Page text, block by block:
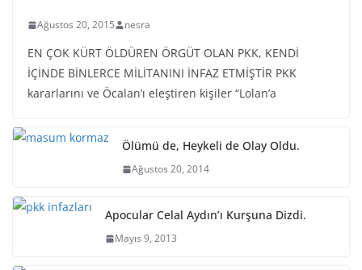
Ağustos 20, 2015 nesra
EN ÇOK KÜRT ÖLDÜREN ÖRGÜT OLAN PKK, KENDİ
İÇİNDE BİNLERCE MİLİTANINI İNFAZ ETMİŞTİR PKK
kararlarını ve Öcalan’ı eleştiren kişiler “Lolan’a
Ölümü de, Heykeli de Olay Oldu.
Ağustos 20, 2014
Apocular Celal Aydın’ı Kurşuna Dizdi.
Mayıs 9, 2013